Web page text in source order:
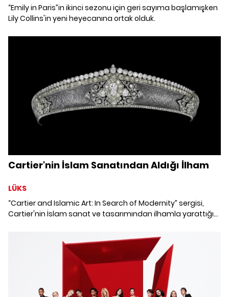
“Emily in Paris”in ikinci sezonu için geri sayıma başlamışken
Lily Collins'in yeni heyecanına ortak olduk.
Cartier'nin İslam Sanatından Aldığı İlham
LÜKS
“Cartier and Islamic Art: In Search of Modernity” sergisi,
Cartier'nin İslam sanat ve tasarımından ilhamla yarattığı